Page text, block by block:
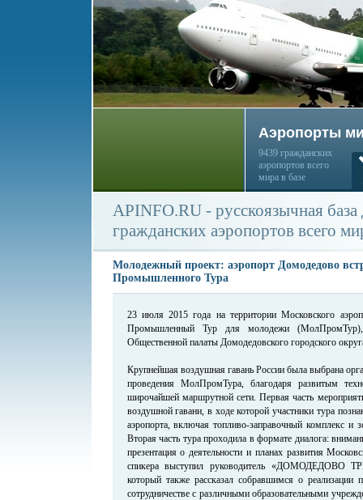
Аэропорты
9439 гражданских
аэропортов всего
мира в базе
APINFO.RU - русскоязычная
гражданских аэропортов всего
Молодежный проект: аэропорт Домодедово
Промышленного Тура
23 июля 2015 года на территории Московского
Промышленный Тур для молодежи (МолПромТур),
Общественной палаты Домодедовского городского
Крупнейшая воздушная гавань России была выбрана
проведения МолПромТура, благодаря развитым
широчайшей маршрутной сети. Первая часть
воздушной гавани, в ходе которой участники тура
аэропорта, включая топливо-заправочный комплекс и
Вторая часть тура проходила в формате диалога:
презентация о деятельности и планах развития
спикера выступил руководитель «ДОМОДЕДОВО
который также рассказал собравшимся о
сотрудничестве с различными образовательными